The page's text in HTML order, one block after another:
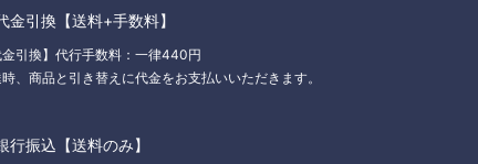
金引換【送料+手数料】
金引換】代行手数料：一律440円
、商品と引き替えに代金をお支払いいただきます。
行振込【送料のみ】